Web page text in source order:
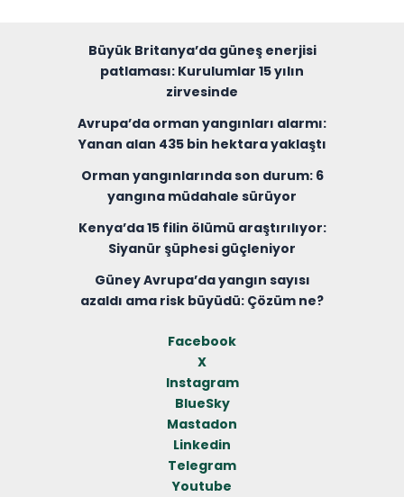
Büyük Britanya’da güneş enerjisi
patlaması: Kurulumlar 15 yılın
zirvesinde
Avrupa’da orman yangınları alarmı:
Yanan alan 435 bin hektara yaklaştı
Orman yangınlarında son durum: 6
yangına müdahale sürüyor
Kenya’da 15 filin ölümü araştırılıyor:
Siyanür şüphesi güçleniyor
Güney Avrupa’da yangın sayısı
azaldı ama risk büyüdü: Çözüm ne?
Facebook
X
Instagram
BlueSky
Mastadon
Linkedin
Telegram
Youtube